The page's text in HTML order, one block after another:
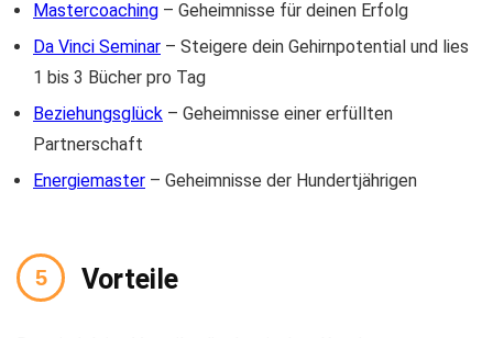
Mastercoaching – Geheimnisse für deinen Erfolg
Da Vinci Seminar – Steigere dein Gehirnpotential und lies
1 bis 3 Bücher pro Tag
Beziehungsglück – Geheimnisse einer erfüllten
Partnerschaft
Energiemaster – Geheimnisse der Hundertjährigen
Vorteile